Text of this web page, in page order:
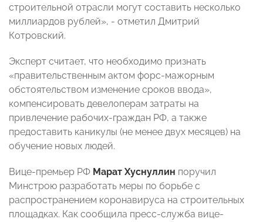
строительной отрасли могут составить несколько
миллиардов рублей», - отметил Дмитрий
Котровский.
Эксперт считает, что необходимо признать
«правительственным актом форс-мажорным
обстоятельством изменение сроков ввода»,
компенсировать девелоперам затраты на
привлечение рабочих-граждан РФ, а также
предоставить каникулы (не менее двух месяцев) на
обучение новых людей.
Вице-премьер РФ Марат Хуснуллин поручил
Минстрою разработать меры по борьбе с
распространением коронавируса на строительных
площадках. Как сообщила пресс-служба вице-